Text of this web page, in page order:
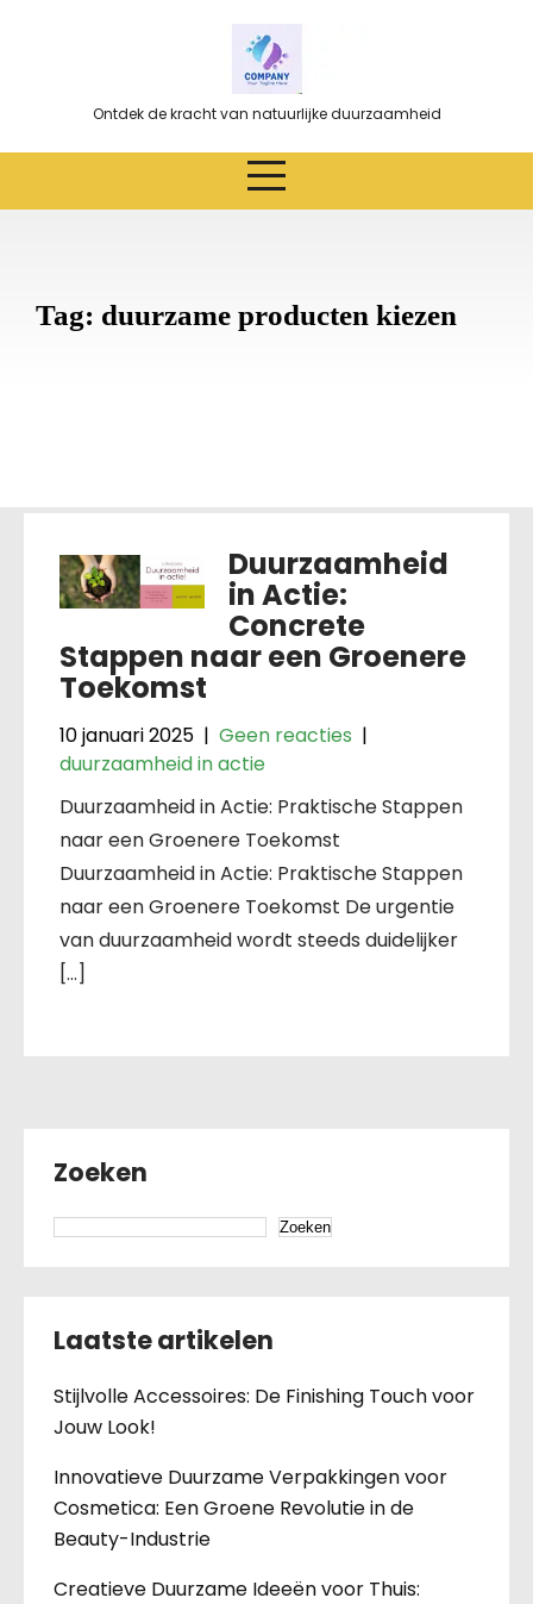
Ontdek de kracht van natuurlijke duurzaamheid
Tag: duurzame producten kiezen
Duurzaamheid
in Actie:
Concrete
Stappen naar een Groenere
Toekomst
10 januari 2025 | Geen reacties |
duurzaamheid in actie
Duurzaamheid in Actie: Praktische Stappen
naar een Groenere Toekomst
Duurzaamheid in Actie: Praktische Stappen
naar een Groenere Toekomst De urgentie
van duurzaamheid wordt steeds duidelijker
[…]
Zoeken
Zoeken
Laatste artikelen
Stijlvolle Accessoires: De Finishing Touch voor
Jouw Look!
Innovatieve Duurzame Verpakkingen voor
Cosmetica: Een Groene Revolutie in de
Beauty-Industrie
Creatieve Duurzame Ideeën voor Thuis: